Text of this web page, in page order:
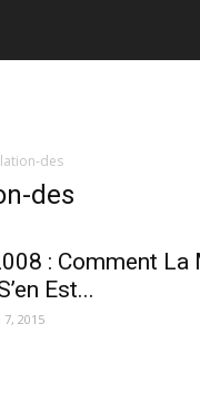
des
des
: Comment La
Est...
7, 2015